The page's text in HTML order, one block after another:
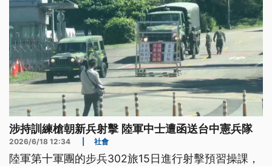
涉持訓練槍朝新兵射擊 陸軍中士遭函送台中憲兵隊
2026/6/18 12:34 社會
陸軍第十軍團的步兵302旅15日進行射擊預習操課，